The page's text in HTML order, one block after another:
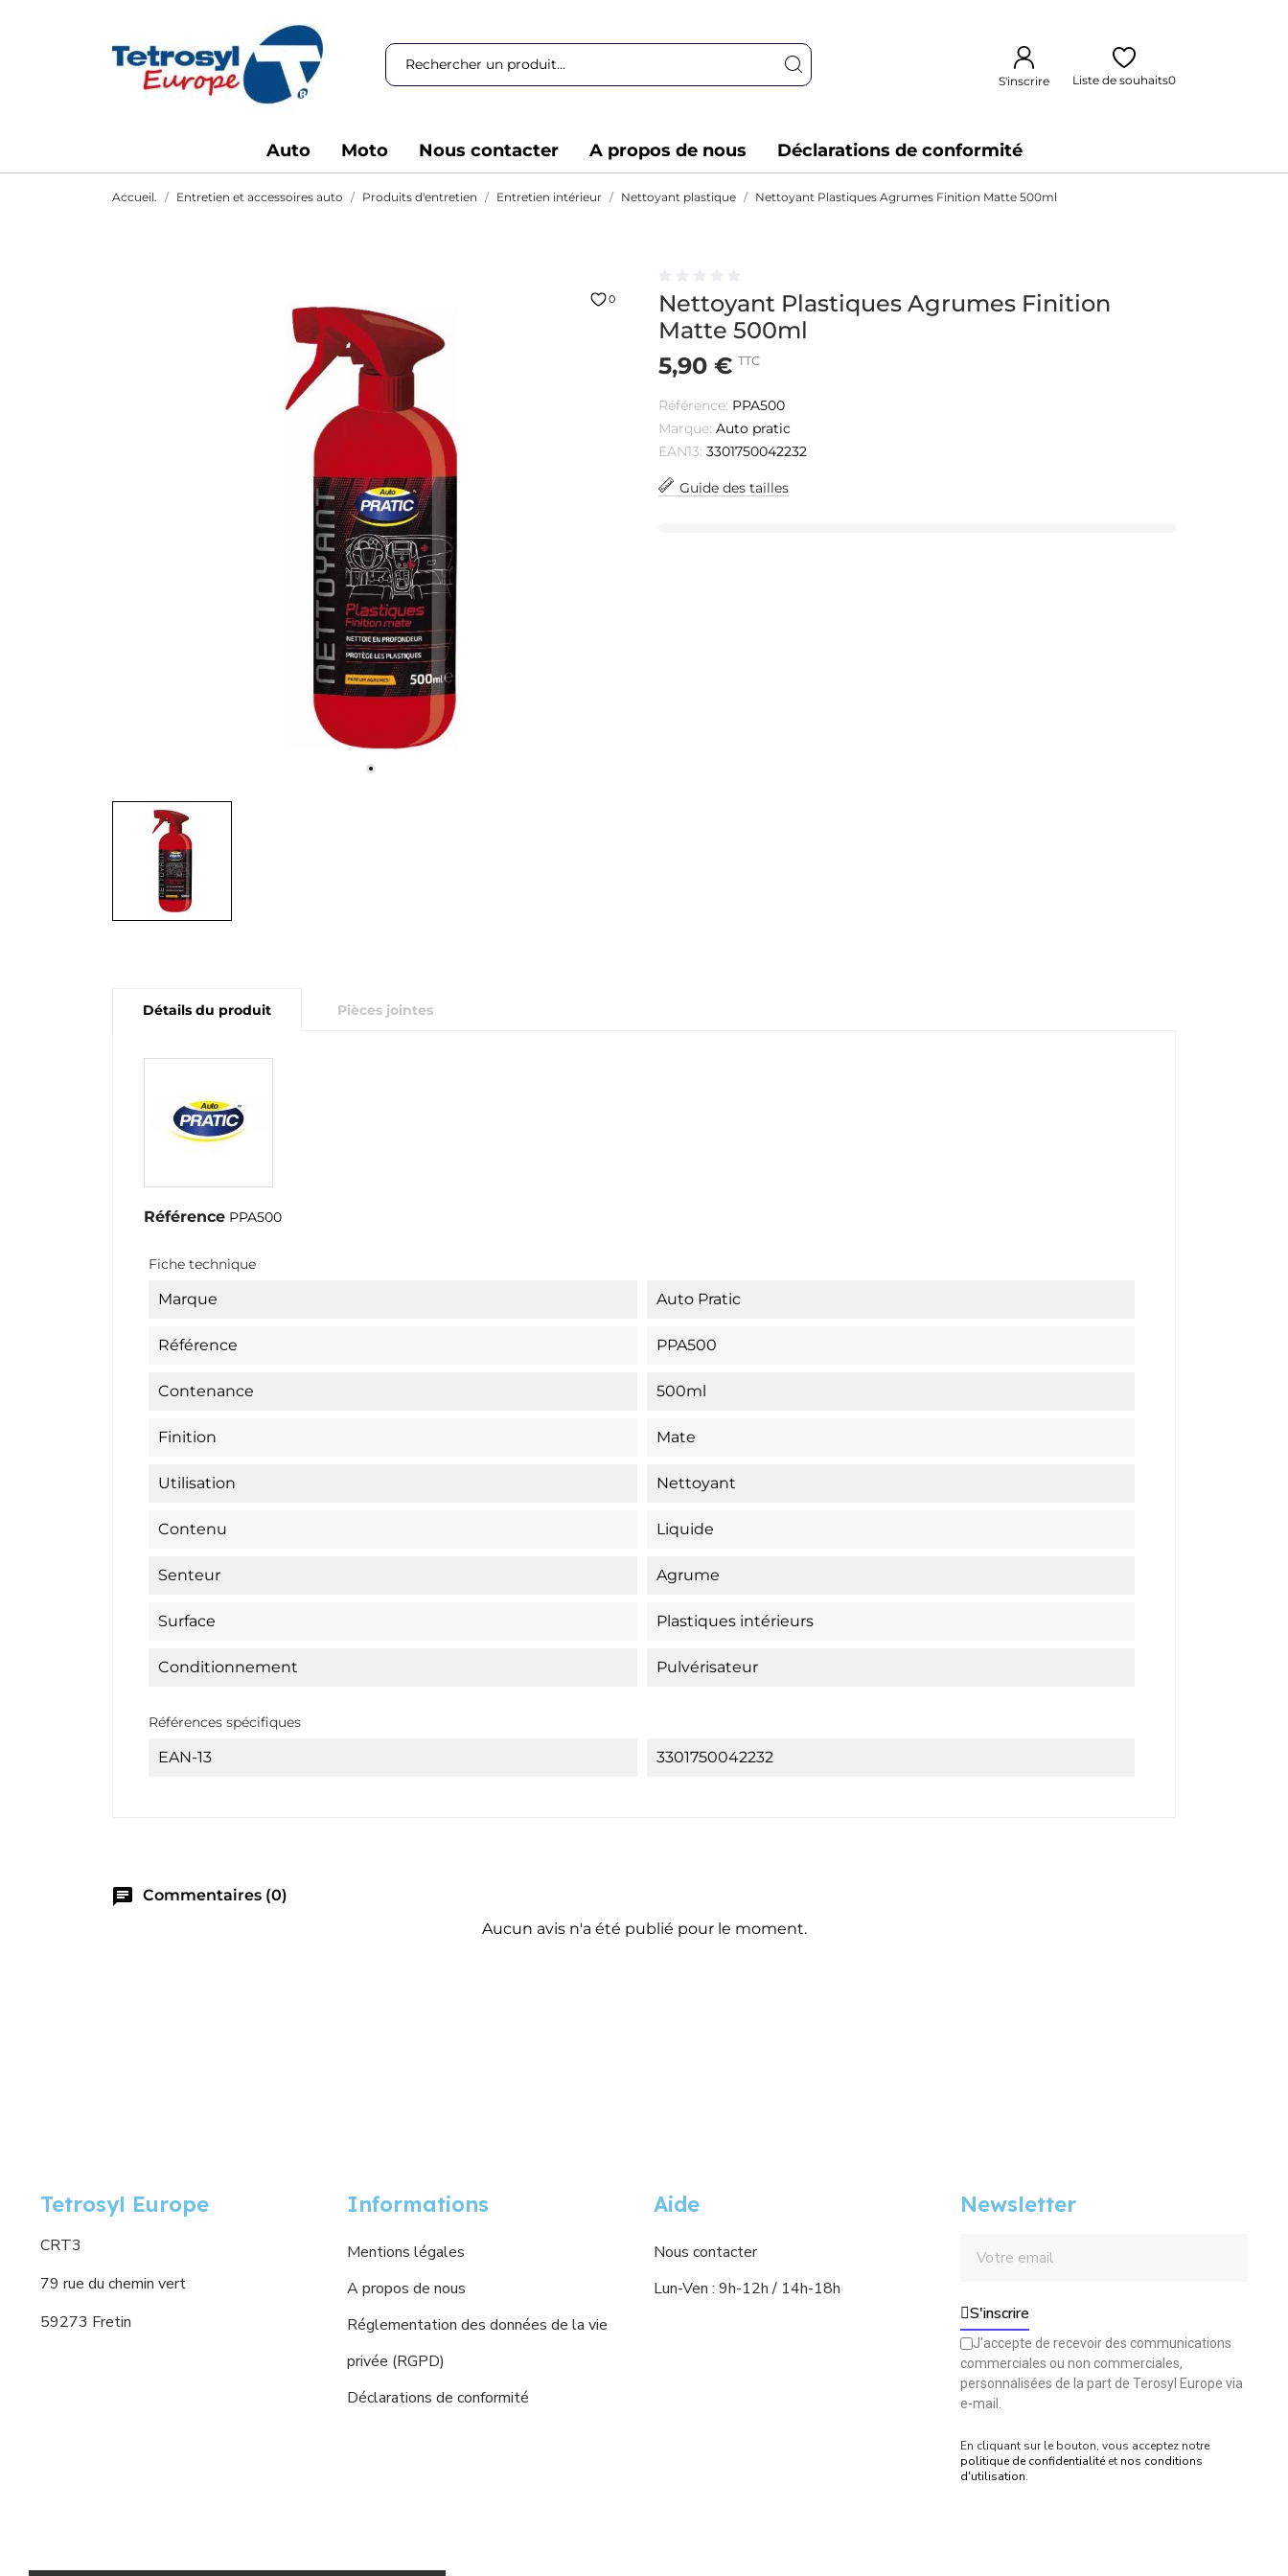
S'inscrire Liste de souhaits0
Auto Moto Nous contacter A propos de nous Déclarations de conformité
Accueil. Entretien et accessoires auto Produits d'entretien Entretien intérieur Nettoyant plastique Nettoyant Plastiques Agrumes Finition Matte 500ml
0
Nettoyant Plastiques Agrumes Finition
Matte 500ml
5,90 € TTC
Référence: PPA500
Marque: Auto pratic
EAN13: 3301750042232
Guide des tailles
Détails du produit Pièces jointes
Référence PPA500
Fiche technique
Marque Auto Pratic
Référence PPA500
Contenance 500ml
Finition Mate
Utilisation Nettoyant
Contenu Liquide
Senteur Agrume
Surface Plastiques intérieurs
Conditionnement Pulvérisateur
Références spécifiques
EAN-13 3301750042232
chat Commentaires (0)
Aucun avis n'a été publié pour le moment.
Tetrosyl Europe
CRT3
79 rue du chemin vert
59273 Fretin
Informations
Mentions légales
A propos de nous
Réglementation des données de la vie
privée (RGPD)
Déclarations de conformité
Aide
Nous contacter
Lun-Ven : 9h-12h / 14h-18h
Newsletter
S'inscrire
J'accepte de recevoir des communications
commerciales ou non commerciales,
personnalisées de la part de Terosyl Europe via
e-mail.
En cliquant sur le bouton, vous acceptez notre
politique de confidentialité et nos conditions
d'utilisation.